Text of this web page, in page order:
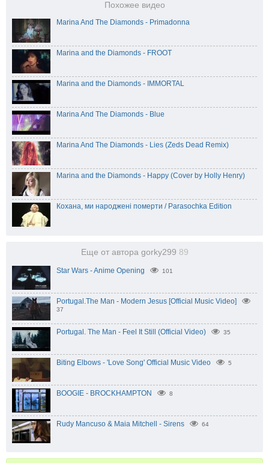
Похожее видео
Marina And The Diamonds - Primadonna
Marina and the Diamonds - FROOT
Marina and the Diamonds - IMMORTAL
Marina And The Diamonds - Blue
Marina And The Diamonds - Lies (Zeds Dead Remix)
Marina and the Diamonds - Happy (Cover by Holly Henry)
Кохана, ми народжені померти / Parasochka Edition
Еще от автора gorky299 89
Star Wars - Anime Opening 101
Portugal.The Man - Modern Jesus [Official Music Video]
37
Portugal. The Man - Feel It Still (Official Video) 35
Biting Elbows - 'Love Song' Official Music Video 5
BOOGIE - BROCKHAMPTON 8
Rudy Mancuso & Maia Mitchell - Sirens 64